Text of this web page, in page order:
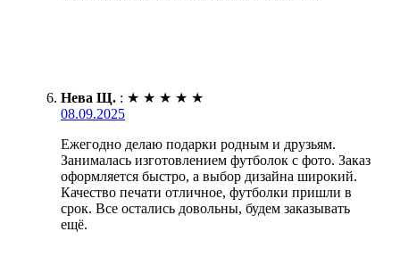
Нева Щ. : ★ ★ ★ ★ ★
08.09.2025
Ежегодно делаю подарки родным и друзьям.
Занималась изготовлением футболок с фото. Заказ
оформляется быстро, а выбор дизайна широкий.
Качество печати отличное, футболки пришли в
срок. Все остались довольны, будем заказывать
ещё.